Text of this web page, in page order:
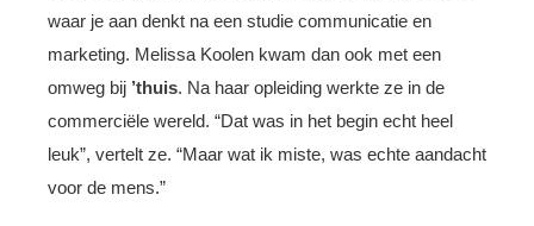
waar je aan denkt na een studie communicatie en
marketing. Melissa Koolen kwam dan ook met een
omweg bij ’thuis. Na haar opleiding werkte ze in de
commerciële wereld. “Dat was in het begin echt heel
leuk”, vertelt ze. “Maar wat ik miste, was echte aandacht
voor de mens.”